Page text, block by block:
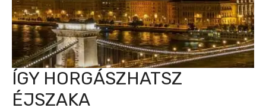
ÍGY HORGÁSZHATSZ
ÉJSZAKA